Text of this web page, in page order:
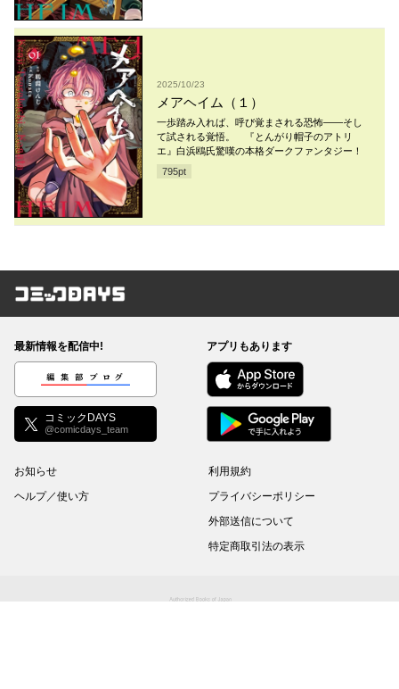
2025/10/23
メアヘイム（１）
一歩踏み入れば、呼び覚まされる恐怖――そし
て試される覚悟。 『とんがり帽子のアトリ
エ』白浜鴎氏驚嘆の本格ダークファンタジー！
795pt
コミックDAYS
最新情報を配信中!
編集部ブログ
コミックDAYS
@comicdays_team
アプリもあります
お知らせ
ヘルプ／使い方
利用規約
プライバシーポリシー
外部送信について
特定商取引法の表示